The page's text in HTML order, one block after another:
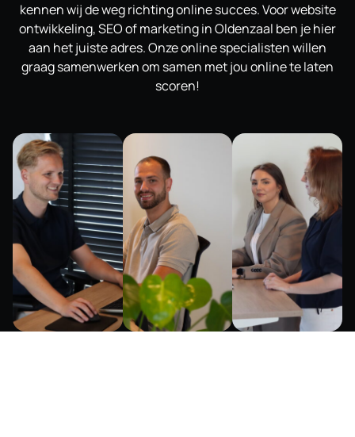
kennen wij de weg richting online succes. Voor website
ontwikkeling, SEO of marketing in Oldenzaal ben je hier
aan het juiste adres. Onze online specialisten willen
graag samenwerken om samen met jou online te laten
scoren!